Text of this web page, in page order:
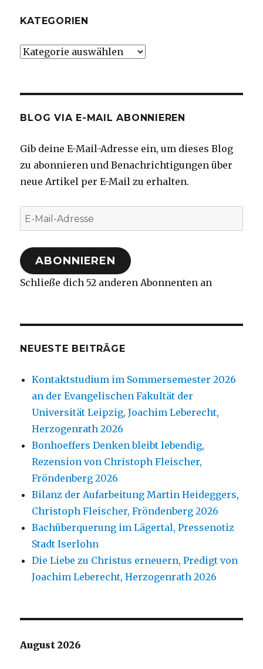
KATEGORIEN
Kategorien
BLOG VIA E-MAIL ABONNIEREN
Gib deine E-Mail-Adresse ein, um dieses Blog
zu abonnieren und Benachrichtigungen über
neue Artikel per E-Mail zu erhalten.
E-
Mail-
Adresse
ABONNIEREN
Schließe dich 52 anderen Abonnenten an
NEUESTE BEITRÄGE
Kontaktstudium im Sommersemester 2026
an der Evangelischen Fakultät der
Universität Leipzig, Joachim Leberecht,
Herzogenrath 2026
Bonhoeffers Denken bleibt lebendig,
Rezension von Christoph Fleischer,
Fröndenberg 2026
Bilanz der Aufarbeitung Martin Heideggers,
Christoph Fleischer, Fröndenberg 2026
Bachüberquerung im Lägertal, Pressenotiz
Stadt Iserlohn
Die Liebe zu Christus erneuern, Predigt von
Joachim Leberecht, Herzogenrath 2026
August 2026